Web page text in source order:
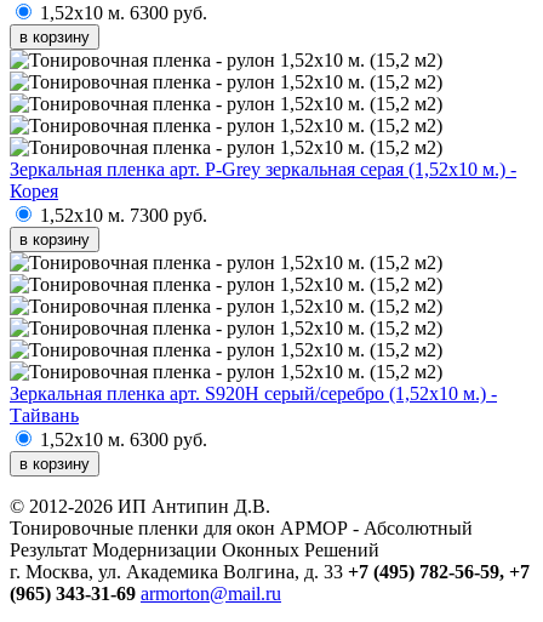
1,52х10 м. 6300 руб.
в корзину
Зеркальная пленка арт. P-Grey зеркальная серая (1,52х10 м.) -
Корея
1,52х10 м. 7300 руб.
в корзину
Зеркальная пленка арт. S920H серый/серебро (1,52х10 м.) -
Тайвань
1,52х10 м. 6300 руб.
в корзину
© 2012-2026 ИП Антипин Д.В.
Тонировочные пленки для окон АРМОР - Абсолютный
Результат Модернизации Оконных Решений
г. Москва, ул. Академика Волгина, д. 33 +7 (495) 782-56-59, +7
(965) 343-31-69 armorton@mail.ru